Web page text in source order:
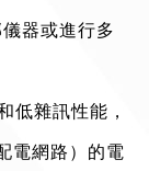
器或進行多
低雜訊性能，
電網路）的電